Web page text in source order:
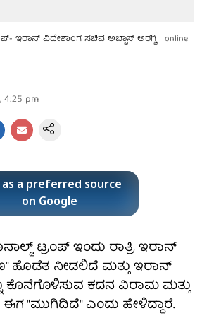
ಇರಾನ್ ವಿದೇಶಾಂಗ ಸಚಿವ ಅಬ್ಬಾಸ್ ಅರಗ್ಚಿ online
4:25 pm
as a preferred source
on Google
ಟ್ರಂಪ್ ಇಂದು ರಾತ್ರಿ ಇರಾನ್
ಹೊಡೆತ ನೀಡಲಿದೆ ಮತ್ತು ಇರಾನ್
ಕೊನೆಗೊಳಿಸುವ ಕದನ ವಿರಾಮ ಮತ್ತು
ಈಗ "ಮುಗಿದಿದೆ" ಎಂದು ಹೇಳಿದ್ದಾರೆ.